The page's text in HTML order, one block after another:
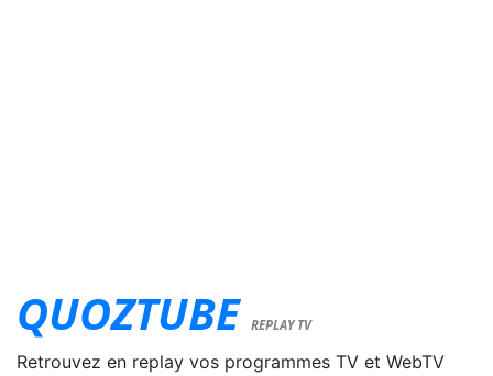
QUOZTUBE REPLAY TV
Retrouvez en replay vos programmes TV et WebTV